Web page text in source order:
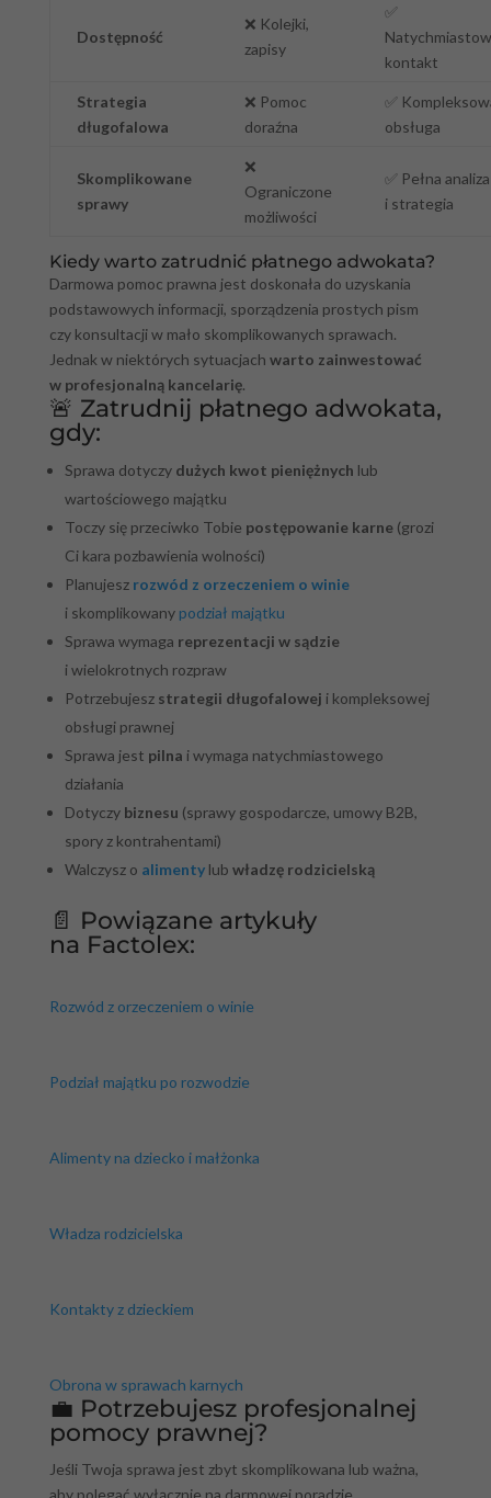
Dostępność
❌ Kolejki,
zapisy
✅
kontakt
Strategia
długofalowa
❌ Pomoc
doraźna
✅
obsługa
Skomplikowane
sprawy
❌
Ograniczone
możliwości
✅ Pełna analiza
i strategia
Kiedy warto zatrudnić płatnego adwokata?
Darmowa pomoc prawna jest doskonała do uzyskania
podstawowych informacji, sporządzenia prostych pism
czy konsultacji w mało skomplikowanych sprawach.
Jednak w niektórych sytuacjach warto zainwestować
w profesjonalną kancelarię.
🚨 Zatrudnij płatnego adwokata,
gdy:
Sprawa dotyczy dużych kwot pieniężnych lub
wartościowego majątku
Toczy się przeciwko Tobie postępowanie karne(grozi
Ci kara pozbawienia wolności)
Planujesz rozwód z orzeczeniem o winie
i skomplikowany podział majątku
Sprawa wymaga reprezentacji w sądzie
i wielokrotnych rozpraw
Potrzebujesz strategii długofalowej i kompleksowej
obsługi prawnej
Sprawa jest pilna i wymaga natychmiastowego
działania
Dotyczy biznesu (sprawy gospodarcze, umowy B2B,
spory z kontrahentami)
Walczysz o alimentylub władzę rodzicielską
📄 Powiązane artykuły
na Factolex:
Rozwód z orzeczeniem o winie
Podział majątku po rozwodzie
Alimenty na dziecko i małżonka
Władza rodzicielska
Kontakty z dzieckiem
Obrona w sprawach karnych
💼 Potrzebujesz profesjonalnej
pomocy prawnej?
Jeśli Twoja sprawa jest zbyt skomplikowana lub ważna,
aby polegać wyłącznie na darmowej poradzie,